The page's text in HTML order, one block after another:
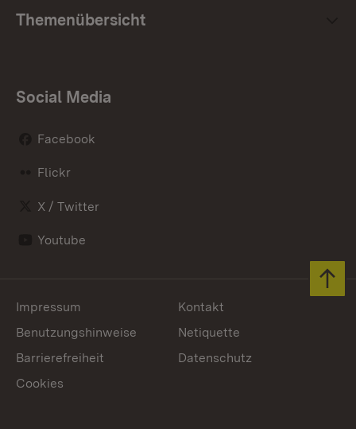
Themenübersicht
Social Media
Facebook
Flickr
X / Twitter
Youtube
Impressum
Kontakt
Benutzungshinweise
Netiquette
Barrierefreiheit
Datenschutz
Cookies